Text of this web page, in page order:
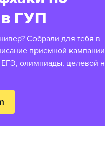
ГУП
Собрали для тебя в
приемной
олимпиады, целевой